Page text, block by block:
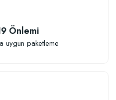
Önlemi
uygun paketleme